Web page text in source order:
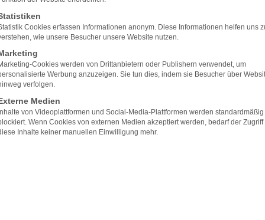
Cookies erfassen Informationen anonym. Diese Informationen helfen uns
wie unsere Besucher unsere Website nutzen.
Cookies werden von Drittanbietern oder Publishern verwendet, um
Werbung anzuzeigen. Sie tun dies, indem sie Besucher über
verfolgen.
Medien
Inhalte von Videoplattformen und Social-Media-Plattformen werden standardmäßig
Wenn Cookies von externen Medien akzeptiert werden, bedarf der Zugriff
Inhalte keiner manuellen Einwilligung mehr.